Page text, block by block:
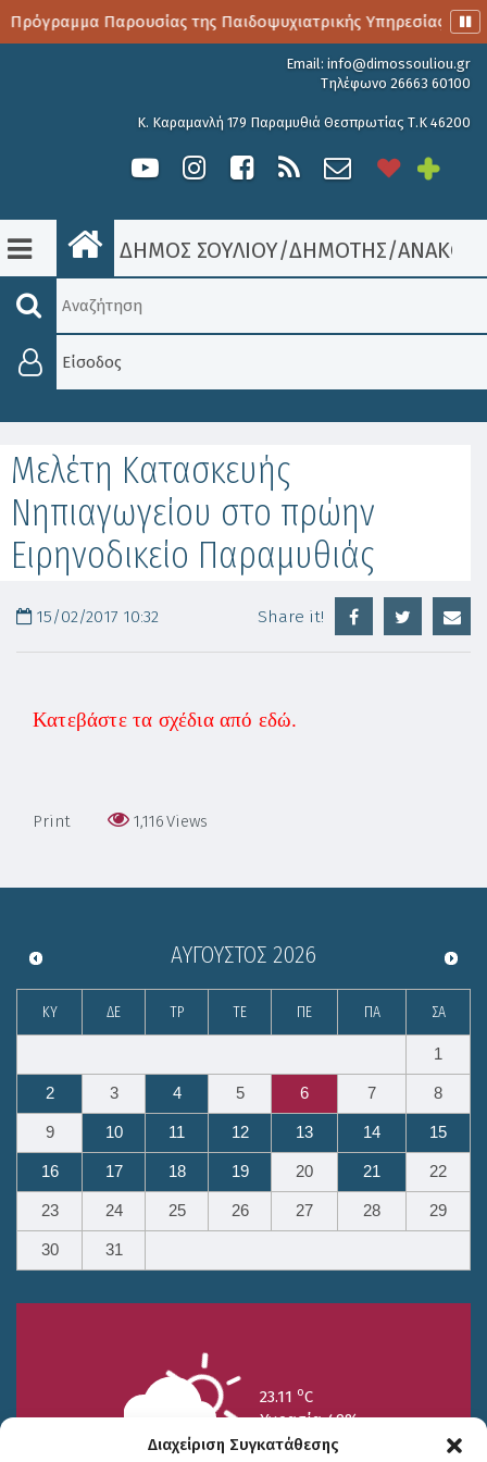
Διαχείριση Συγκατάθεσης
Πρόγραμμα Παρουσίας της Παιδοψυχιατρικής Υπηρεσίας
Email: info@dimossouliou.gr
Τηλέφωνο 26663 60100
Κ. Καραμανλή 179 Παραμυθιά Θεσπρωτίας Τ.Κ 46200
ΔΗΜΟΣ ΣΟΥΛΙΟΥ/ΔΗΜΟΤΗΣ/
Είσοδος
Μελέτη Κατασκευής
Νηπιαγωγείου στο πρώην
Ειρηνοδικείο Παραμυθιάς
15/02/2017 10:32 Share it!
Κατεβάστε τα σχέδια από εδώ.
Print 1,116Views
ΑΎΓΟΥΣΤΟΣ 2026
ΚΥ ΔΕ ΤΡ ΤΕ ΠΕ ΠΑ ΣΑ
1
2 3 4 5 6 7 8
9 10 11 12 13 14 15
16 17 18 19 20 21 22
23 24 25 26 27 28 29
30 31
23.11 oC
Υγρασία 49%